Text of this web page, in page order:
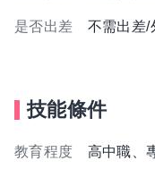
是否出差 不需出差/
技能條件
教育程度 高中職、